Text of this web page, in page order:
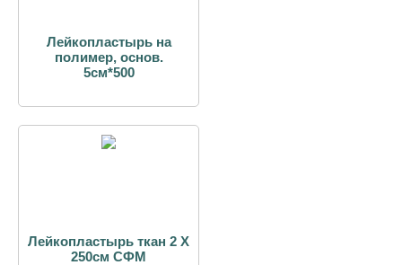
Лейкопластырь на
полимер, основ.
5см*500
Лейкопластырь ткан 2 Х
250см СФМ